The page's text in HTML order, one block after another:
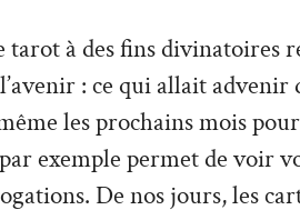
tarot à des fins divinatoires
: ce qui allait advenir
les prochains mois
exemple permet de voir
De nos jours, les